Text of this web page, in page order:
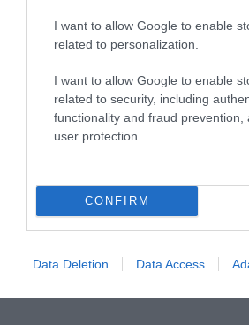
I want to allow Google to enable
related to personalization.
I want to allow Google to enable
related to security, including
functionality and fraud prevention,
user protection.
CONFIRM
Data Deletion Data Access
Ne feszítsd túl: mekkora havi
Bár a hazai adósságfék-szabályok akár a
százalékának eladósítását is megengedik,